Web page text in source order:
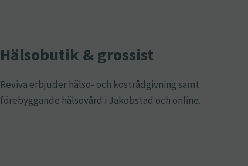
Hälsobutik & grossist
Reviva erbjuder hälso- och kostrådgivning samt
förebyggande hälsovård i Jakobstad och online.